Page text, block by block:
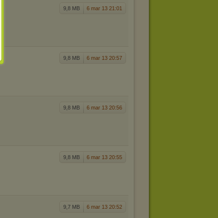
9,8 MB 6 mar 13 21:01
9,8 MB 6 mar 13 20:57
9,8 MB 6 mar 13 20:56
9,8 MB 6 mar 13 20:55
9,7 MB 6 mar 13 20:52